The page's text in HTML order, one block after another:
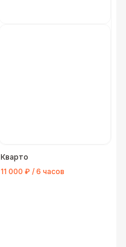
Кварто
11 000 ₽ / 6 часов